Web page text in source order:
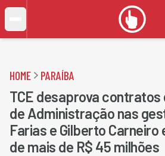
HOME PARAÍBA
TCE desaprova
de Administração nas
Farias e Gilberto
de mais de R$ 45 milhões